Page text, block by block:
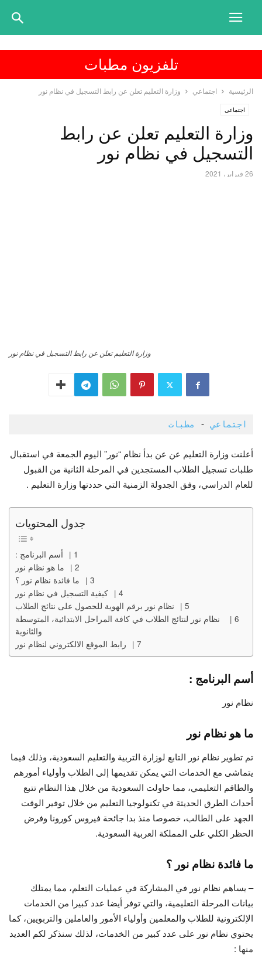
تلفزيون مطبات
الرئيسية اجتماعي وزارة التعليم تعلن عن رابط التسجيل في نظام نور
اجتماعي
وزارة التعليم تعلن عن رابط
التسجيل في نظام نور
26 فبراير، 2021
وزارة التعليم تعلن عن رابط التسجيل في نظام نور
اجتماعي - مطبات
أعلنت وزارة التعليم عن عن بدأ نظام “نور” اليوم الجمعة في استقبال
طلبات تسجيل الطلاب المستجدين في المرحلة الثانية من القبول
للعام الدراسي، وفق الجدولة الزمنية التي حددتها وزارة التعليم .
جدول المحتويات
أسم البرنامج :
ما هو نظام نور
ما فائدة نظام نور ؟
كيفية التسجيل في نظام نور
نظام نور برقم الهوية للحصول على نتائج الطلاب
نظام نور لنتائج الطلاب في كافة المراحل الابتدائية، المتوسطة
والثانوية
رابط الموقع الالكتروني لنظام نور
أسم البرنامج :
نظام نور
ما هو نظام نور
تم تطوير نظام نور التابع لوزارة التربية والتعليم السعودية، وذلك فيما
يتماشى مع الخدمات التي يمكن تقديمها إلى الطلاب وأولياء أمورهم
والطاقم التعليمي، مما حاولت السعودية من خلال هذا النظام تتبع
أحداث الطرق الحديثة في تكنولوجيا التعليم من خلال توفير الوقت
الجهد على الطالب، خصوصا منذ بدا جائحة فيروس كورونا وفرض
الحظر الكلي على المملكة العربية السعودية.
ما فائدة نظام نور ؟
– يساهم نظام نور في المشاركة في عمليات التعلم، مما يمتلك
بيانات المرحلة التعليمية، والتي توفر أيضا عدد كبيرا من الخدمات
الإلكترونية للطلاب والمعلمين وأولياء الأمور والعاملين والتربويين، كما
يحتوي نظام نور على عدد كبير من الخدمات، لذلك سنذكر لكم العديد
منها :